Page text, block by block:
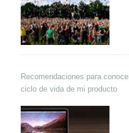
Recomendaciones para
ciclo de vida de mi producto